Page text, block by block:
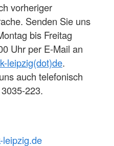
vorheriger
Senden Sie uns
bis Freitag
Uhr per E-Mail an
leipzig(dot)de.
auch telefonisch
223.
leipzig.de